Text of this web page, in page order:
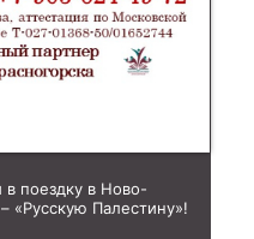
в поездку в Ново-
«Русскую Палестину»!